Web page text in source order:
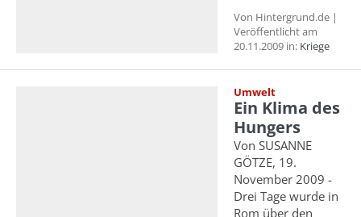
Von Hintergrund.de |
Veröffentlicht am
20.11.2009 in: Kriege
Umwelt
Ein Klima des
Hungers
Von SUSANNE
GÖTZE, 19.
November 2009 -
Drei Tage wurde in
Rom über den